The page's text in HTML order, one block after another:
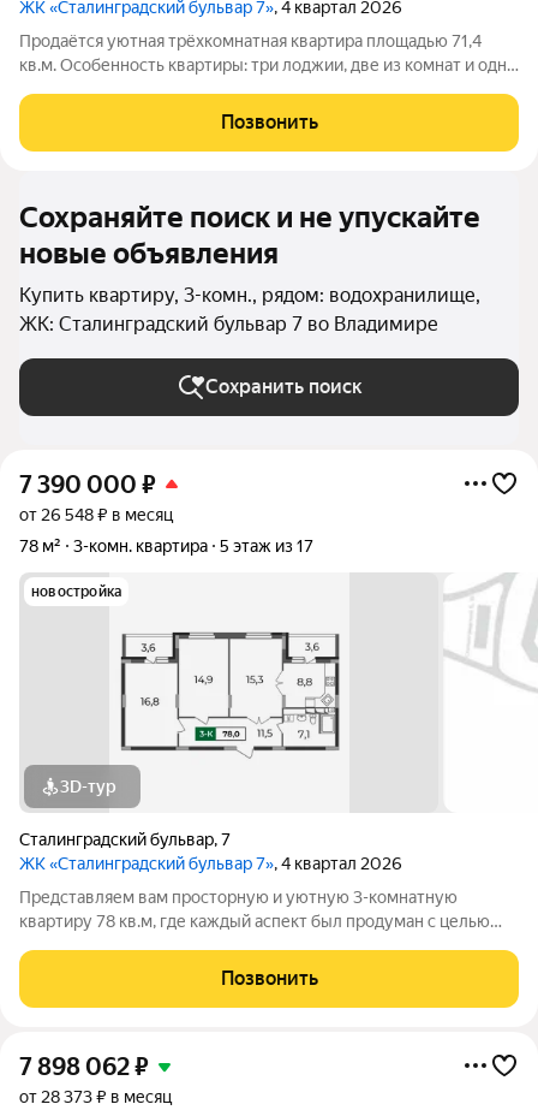
ЖК «Сталинградский бульвар 7», 4 квартал 2026
Продаётся уютная трёхкомнатная квартира площадью 71,4
кв.м. Особенность квартиры: три лоджии, две из комнат и одна
санузел обеспечивают удобство и комфорт для всех членов
семьи Черновая
Позвонить
Сохраняйте поиск и не упускайте
новые объявления
Купить квартиру, 3-комн., рядом: водохранилище,
ЖК: Сталинградский бульвар 7 во Владимире
Сохранить поиск
7 390 000 ₽
от 26 548 ₽ в месяц
78 м²
3-комн. квартира 5 этаж из 17
новостройка
3D-тур
Сталинградский бульвар,7
ЖК «Сталинградский бульвар 7», 4 квартал 2026
Представляем вам просторную и уютную 3-комнатную
квартиру 78 кв.м, где каждый аспект был продуман с целью
спроектирована так, чтобы максимально эффективно
использовать пространство и придать
Позвонить
7 898 062₽
от 28 373 ₽ в месяц